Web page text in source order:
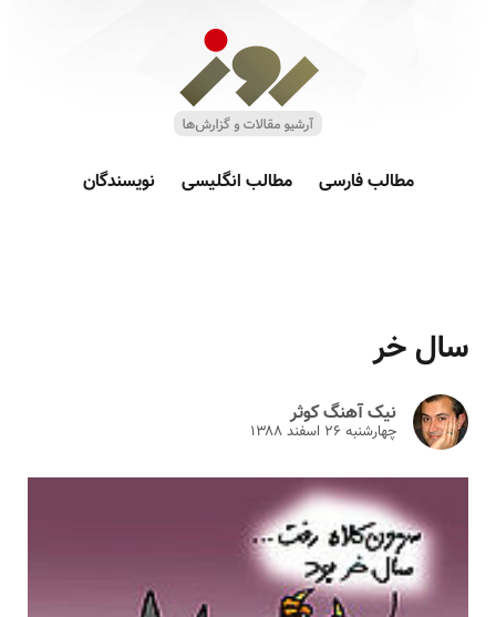
مطالب فارسی مطالب انگلیسی نویسندگان
سال خر
نیک آهنگ کوثر
چهارشنبه ۲۶ اسفند ۱۳۸۸